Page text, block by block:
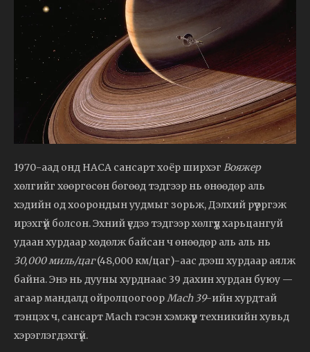
1970-аад онд НАСА сансарт хоёр ширхэг Вояжер
хөлгийг хөөргөсөн бөгөөд тэдгээр нь өнөөдөр аль
хэдийн од хоорондын уудмыг зорьж, Дэлхий рүү эргэж
ирэхгүй болсон. Эхний үедээ тэдгээр хөлгүүд харьцангуй
удаан хурдаар хөдөлж байсан ч өнөөдөр аль аль нь
30,000 миль/цаг(48,000 км/цаг)-аас дээш хурдаар аялж
байна. Энэ нь дууны хурднаас 39 дахин хурдан буюу —
агаар мандалд ойролцоогоорMach 39-ийн хурдтай
тэнцэх ч, сансарт Mach гэсэн хэмжүүр техникийн хувьд
хэрэглэгдэхгүй.